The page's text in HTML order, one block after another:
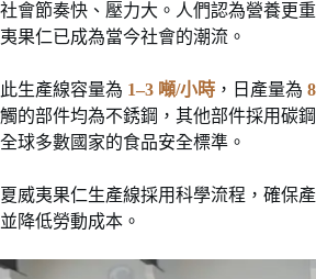
社會節奏快、壓力大。人們認為營養更
夷果仁已成為當今社會的潮流。
此生產線容量為 1–3 噸/小時 ，日產量為
觸的部件均為不銹鋼，其他部件採用碳
全球多數國家的食品安全標準。
夏威夷果仁生產線採用科學流程，確保
並降低勞動成本。